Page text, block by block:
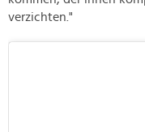
verzichten."